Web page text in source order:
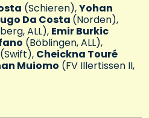
(Schieren),Yohan
Da Costa (Norden),
ALL), Emir Burkic
(Böblingen, ALL),
(Swift), Cheickna Touré
Muiomo (FV Illertissen II,